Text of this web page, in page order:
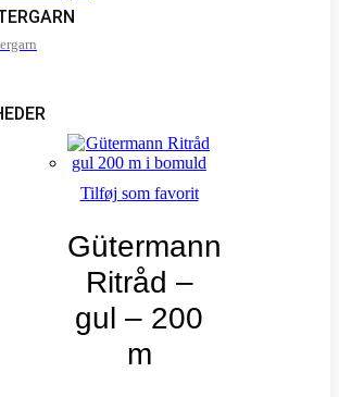
Tilføj som favorit
Gütermann
Ritråd –
gul – 200
m